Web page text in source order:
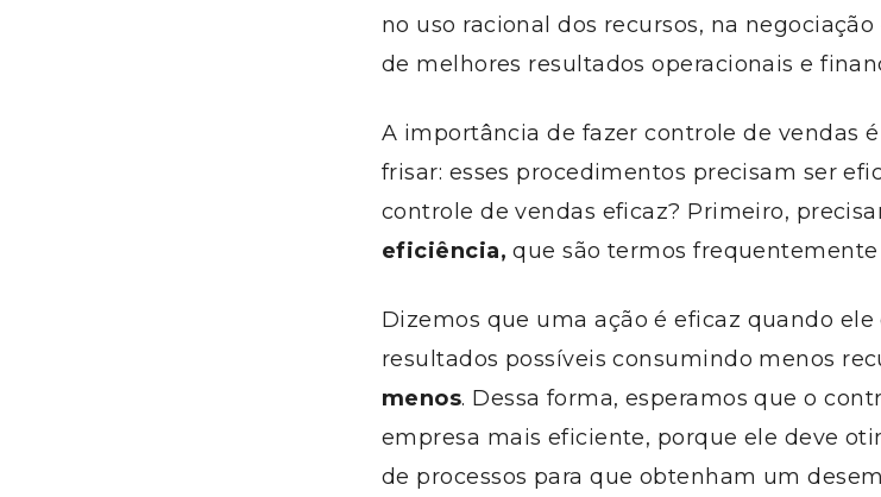
no uso racional dos recursos, na
de melhores resultados operacionais e
A importância de fazer controle de vendas
frisar: esses procedimentos precisam ser
controle de vendas eficaz? Primeiro,
eficiência, que são termos
Dizemos que uma ação é eficaz quando
resultados possíveis consumindo menos
menos. Dessa forma, esperamos que o
empresa mais eficiente, porque ele deve
de processos para que obtenham um